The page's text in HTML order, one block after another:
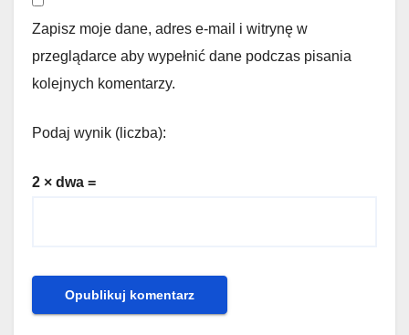
Zapisz moje dane, adres e-mail i witrynę w
przeglądarce aby wypełnić dane podczas pisania
kolejnych komentarzy.
Podaj wynik (liczba):
2 × dwa =